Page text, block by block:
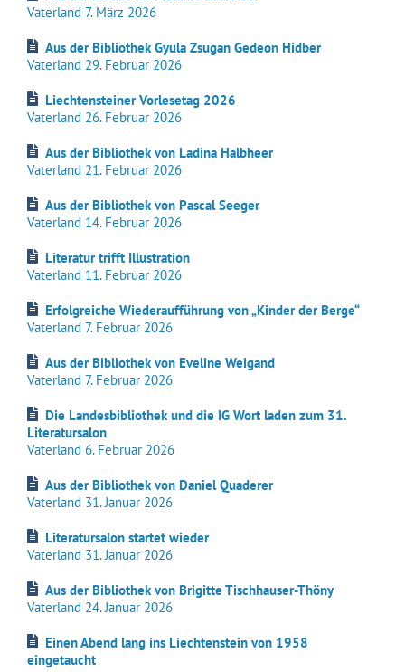
Vaterland 7. März 2026
Aus der Bibliothek Gyula Zsugan Gedeon Hidber
Vaterland 29. Februar 2026
Liechtensteiner Vorlesetag 2026
Vaterland 26. Februar 2026
Aus der Bibliothek von Ladina Halbheer
Vaterland 21. Februar 2026
Aus der Bibliothek von Pascal Seeger
Vaterland 14. Februar 2026
Literatur trifft Illustration
Vaterland 11. Februar 2026
Erfolgreiche Wiederaufführung von „Kinder der Berge“
Vaterland 7. Februar 2026
Aus der Bibliothek von Eveline Weigand
Vaterland 7. Februar 2026
Die Landesbibliothek und die IG Wort laden zum 31.
Literatursalon
Vaterland 6. Februar 2026
Aus der Bibliothek von Daniel Quaderer
Vaterland 31. Januar 2026
Literatursalon startet wieder
Vaterland 31. Januar 2026
Aus der Bibliothek von Brigitte Tischhauser-Thöny
Vaterland 24. Januar 2026
Einen Abend lang ins Liechtenstein von 1958
eingetaucht